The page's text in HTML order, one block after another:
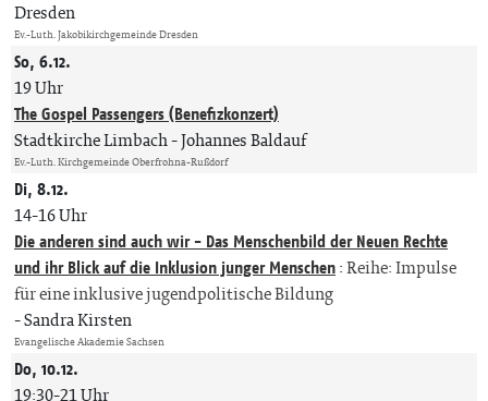
Dresden
Ev.-Luth. Jakobikirchgemeinde Dresden
So, 6.12.
19 Uhr
The Gospel Passengers (Benefizkonzert)
Stadtkirche Limbach Johannes Baldauf
Ev.-Luth. Kirchgemeinde Oberfrohna-Rußdorf
Di, 8.12.
14-16 Uhr
Die anderen sind auch wir - Das Menschenbild der Neuen Rechte
und ihr Blick auf die Inklusion junger Menschen:Reihe: Impulse
für eine inklusive jugendpolitische Bildung
Sandra Kirsten
Evangelische Akademie Sachsen
Do, 10.12.
19:30-21 Uhr